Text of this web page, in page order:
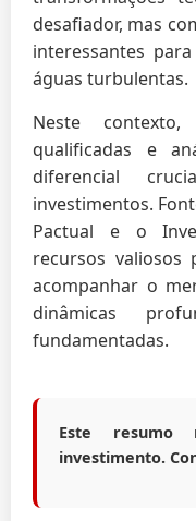
desafiador, mas
interessantes
águas turbulentas.
Neste
qualificadas e
diferencial
investimentos.
Pactual e o
recursos valiosos
acompanhar o
dinâmicas
fundamentadas.
Este resumo
investimento.